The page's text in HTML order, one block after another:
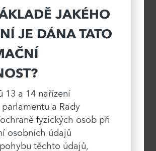
JAKÉHO
JE DÁNA TATO
13 a 14 nařízení
a Rady
fyzických osob při
osobních údajů
těchto údajů,